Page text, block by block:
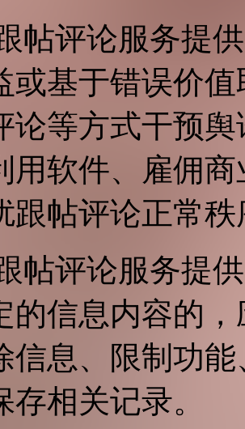
帖评论服务提
或基于错误价
论等方式干预
用软件、雇佣
跟帖评论正常
帖评论服务提
的信息内容的
信息、限制功
相关记录。